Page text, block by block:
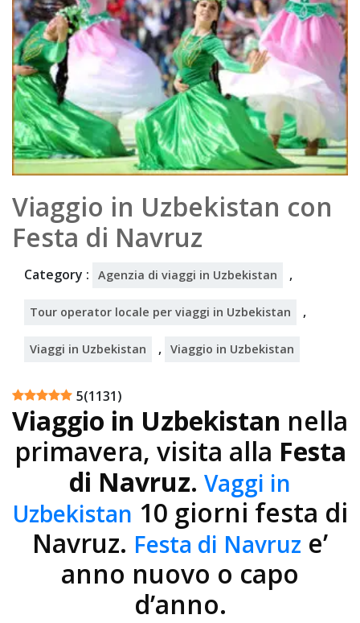
Viaggio in Uzbekistan con
Festa di Navruz
Category : Agenzia di viaggi in Uzbekistan ,
Tour operator locale per viaggi in Uzbekistan ,
Viaggi in Uzbekistan , Viaggio in Uzbekistan
5(1131)
Viaggio in Uzbekistan nella
primavera, visita alla Festa
di Navruz. Vaggi in
Uzbekistan 10 giorni festa di
Navruz. Festa di Navruz e’
anno nuovo o capo
d’anno.